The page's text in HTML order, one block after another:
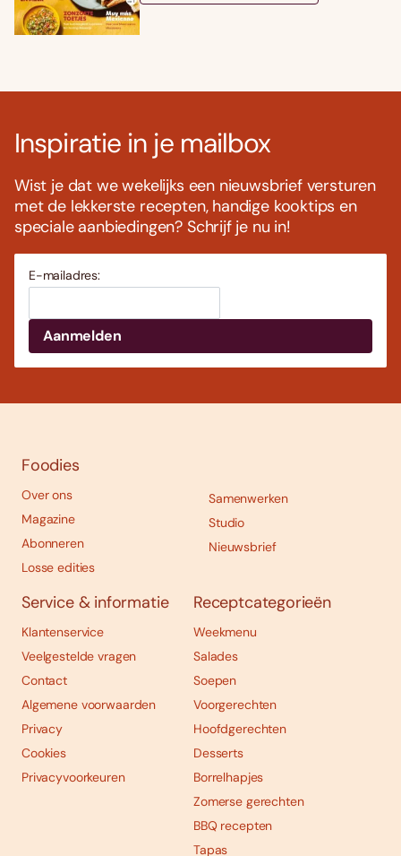
Inspiratie in je mailbox
Wist je dat we wekelijks een nieuwsbrief versturen
met de lekkerste recepten, handige kooktips en
speciale aanbiedingen? Schrijf je nu in!
E-mailadres:
Foodies
Over ons
Magazine
Abonneren
Losse edities
Samenwerken
Studio
Nieuwsbrief
Service & informatie
Klantenservice
Veelgestelde vragen
Contact
Algemene voorwaarden
Privacy
Cookies
Privacyvoorkeuren
Receptcategorieën
Weekmenu
Salades
Soepen
Voorgerechten
Hoofdgerechten
Desserts
Borrelhapjes
Zomerse gerechten
BBQ recepten
Tapas